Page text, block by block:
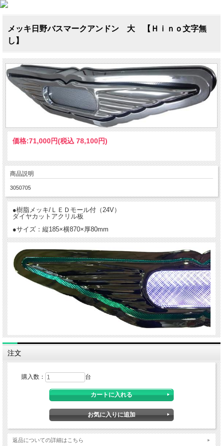
メッキ日野バスマークアンドン 大 【Ｈｉｎｏ文字無
し】
価格:71,000円(税込 78,100円)
商品説明
3050705
●樹脂メッキ/ＬＥＤモール付（24V）
ダイヤカットアクリル板
●サイズ：縦185×横870×厚80mm
注文
購入数： 台
返品についての詳細はこちら